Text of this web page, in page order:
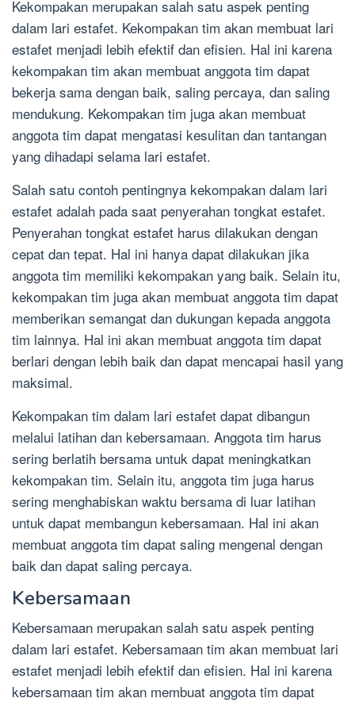
Kekompakan merupakan salah satu aspek penting
dalam lari estafet. Kekompakan tim akan membuat lari
estafet menjadi lebih efektif dan efisien. Hal ini karena
kekompakan tim akan membuat anggota tim dapat
bekerja sama dengan baik, saling percaya, dan saling
mendukung. Kekompakan tim juga akan membuat
anggota tim dapat mengatasi kesulitan dan tantangan
yang dihadapi selama lari estafet.
Salah satu contoh pentingnya kekompakan dalam lari
estafet adalah pada saat penyerahan tongkat estafet.
Penyerahan tongkat estafet harus dilakukan dengan
cepat dan tepat. Hal ini hanya dapat dilakukan jika
anggota tim memiliki kekompakan yang baik. Selain itu,
kekompakan tim juga akan membuat anggota tim dapat
memberikan semangat dan dukungan kepada anggota
tim lainnya. Hal ini akan membuat anggota tim dapat
berlari dengan lebih baik dan dapat mencapai hasil yang
maksimal.
Kekompakan tim dalam lari estafet dapat dibangun
melalui latihan dan kebersamaan. Anggota tim harus
sering berlatih bersama untuk dapat meningkatkan
kekompakan tim. Selain itu, anggota tim juga harus
sering menghabiskan waktu bersama di luar latihan
untuk dapat membangun kebersamaan. Hal ini akan
membuat anggota tim dapat saling mengenal dengan
baik dan dapat saling percaya.
Kebersamaan
Kebersamaan merupakan salah satu aspek penting
dalam lari estafet. Kebersamaan tim akan membuat lari
estafet menjadi lebih efektif dan efisien. Hal ini karena
kebersamaan tim akan membuat anggota tim dapat